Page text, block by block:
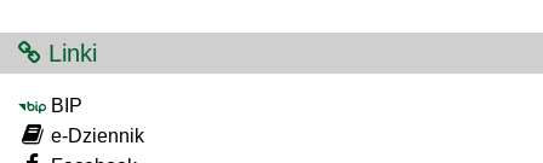
Linki
BIP
e-Dziennik